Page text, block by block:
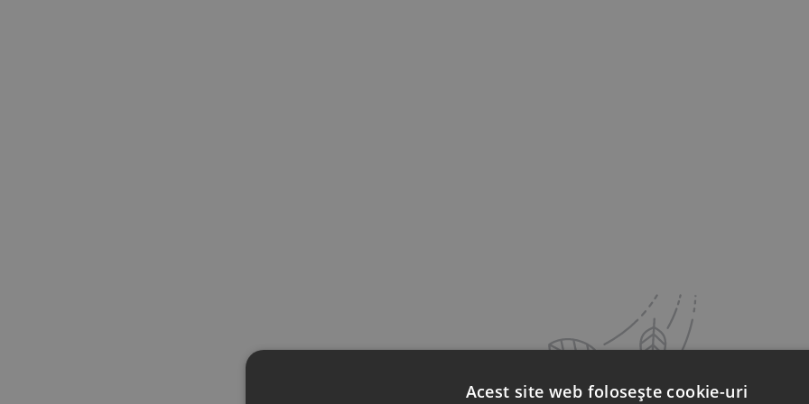
Acest site web folosește cookie-uri